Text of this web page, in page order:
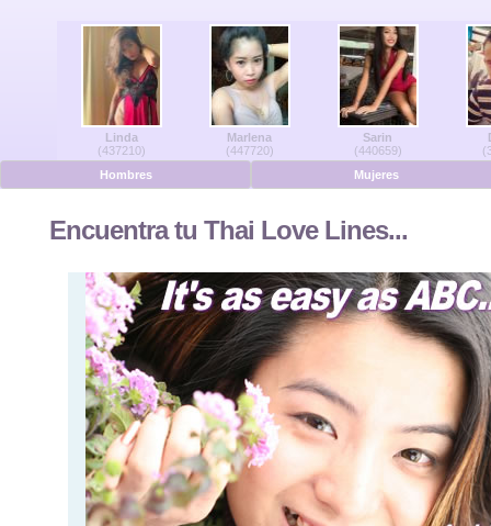
Hombres en línea
Mujeres en línea
Español
Linda
(437210)
Marlena
(447720)
Sarin
(440659)
Hombres
Mujeres
Encuentra tu Thai Love Lines...